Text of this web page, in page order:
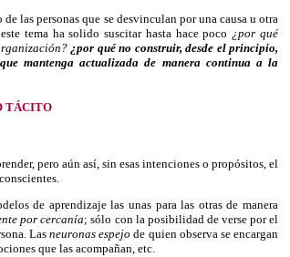
las personas que se desvinculan por una causa u otra
tema ha solido suscitar hasta hace poco ¿por qué
¿por qué no construir, desde el principio,
mantenga actualizada de manera continua a la
TÁCITO
pero aún así, sin esas intenciones o propósitos, el
de aprendizaje las unas para las otras de manera
por cercanía; sólo con la posibilidad de verse por el
Lasneuronas espejode quien observa se encargan
que las acompañan, etc.